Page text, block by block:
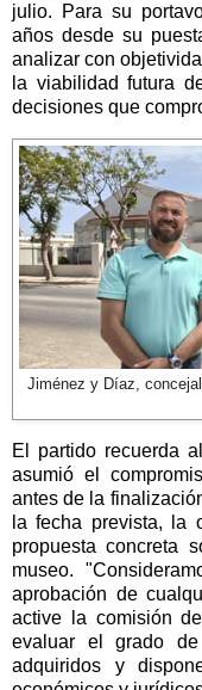
julio.
Para su
años desde su
analizar con
la viabilidad futura
decisiones que
Jiménez y Díaz,
El partido recuerda
asumió el
antes de la
la fecha prevista, la
propuesta concreta
museo. "C
aprobación de
active la comisión
evaluar el grado de
adquiridos y